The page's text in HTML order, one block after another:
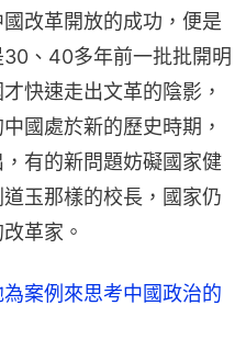
改革開放的成功，便是
、40多年前一批批開明
快速走出文革的陰影，
國處於新的歷史時期，
有的新問題妨礙國家健
玉那樣的校長，國家仍
革家。
案例來思考中國政治的